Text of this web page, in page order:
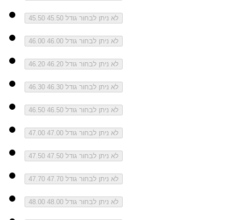
45.50 לא ניתן לבחור גודל 45.50
46.00 לא ניתן לבחור גודל 46.00
46.20 לא ניתן לבחור גודל 46.20
46.30 לא ניתן לבחור גודל 46.30
46.50 לא ניתן לבחור גודל 46.50
47.00 לא ניתן לבחור גודל 47.00
47.50 לא ניתן לבחור גודל 47.50
47.70 לא ניתן לבחור גודל 47.70
48.00 לא ניתן לבחור גודל 48.00